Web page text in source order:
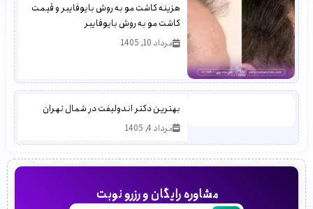
هزینه کاشت مو به روش بایوفایبر و قیمت
کاشت مو به روش بایوفایبر
مرداد 10, 1405
بهترین دکتر اندولیفت در شمال تهران
مرداد 4, 1405
مشاوره رایگان و رزرو نوبت